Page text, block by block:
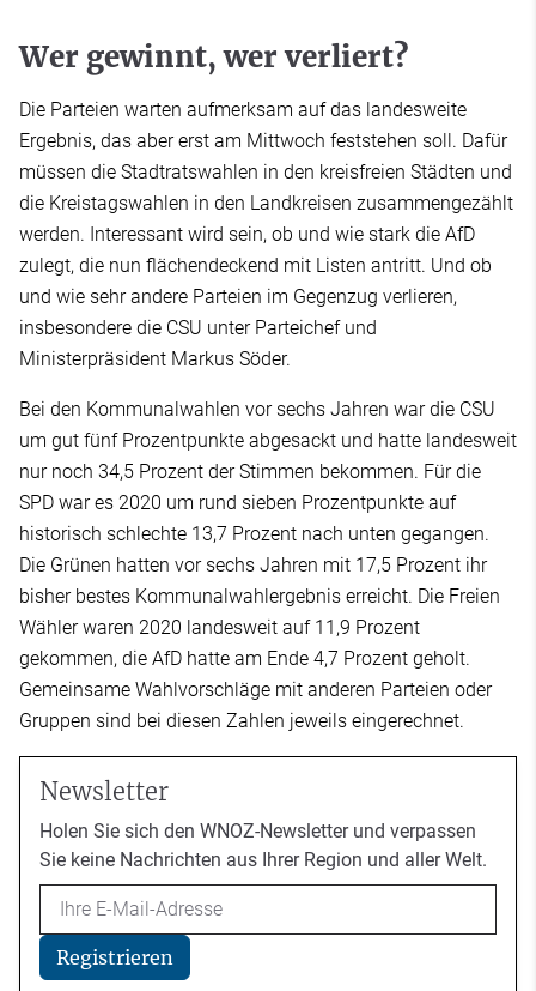
Wer gewinnt, wer verliert?
Die Parteien warten aufmerksam auf das landesweite
Ergebnis, das aber erst am Mittwoch feststehen soll. Dafür
müssen die Stadtratswahlen in den kreisfreien Städten und
die Kreistagswahlen in den Landkreisen zusammengezählt
werden. Interessant wird sein, ob und wie stark die AfD
zulegt, die nun flächendeckend mit Listen antritt. Und ob
und wie sehr andere Parteien im Gegenzug verlieren,
insbesondere die CSU unter Parteichef und
Ministerpräsident Markus Söder.
Bei den Kommunalwahlen vor sechs Jahren war die CSU
um gut fünf Prozentpunkte abgesackt und hatte landesweit
nur noch 34,5 Prozent der Stimmen bekommen. Für die
SPD war es 2020 um rund sieben Prozentpunkte auf
historisch schlechte 13,7 Prozent nach unten gegangen.
Die Grünen hatten vor sechs Jahren mit 17,5 Prozent ihr
bisher bestes Kommunalwahlergebnis erreicht. Die Freien
Wähler waren 2020 landesweit auf 11,9 Prozent
gekommen, die AfD hatte am Ende 4,7 Prozent geholt.
Gemeinsame Wahlvorschläge mit anderen Parteien oder
Gruppen sind bei diesen Zahlen jeweils eingerechnet.
Newsletter
Holen Sie sich den WNOZ-Newsletter und verpassen
Sie keine Nachrichten aus Ihrer Region und aller Welt.
Email
Registrieren